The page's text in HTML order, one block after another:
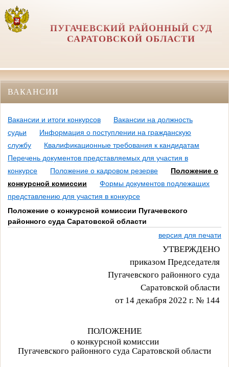
ПУГАЧЕВСКИЙ РАЙОННЫЙ СУД
САРАТОВСКОЙ ОБЛАСТИ
ВАКАНСИИ
Вакансии и итоги конкурсов
Вакансии на должность
судьи
Информация о поступлении на гражданскую
службу
Квалификационные требования к кандидатам
Перечень документов представляемых для участия в
конкурсе
Положение о кадровом резерве
Положение о
конкурсной комиссии
Формы документов подлежащих
представлению для участия в конкурсе
Положение о конкурсной комиссии Пугачевского
районного суда Саратовской области
версия для печати
УТВЕРЖДЕНО
приказом Председателя
Пугачевского районного суда
Саратовской области
от 14 декабря 2022 г. № 144
ПОЛОЖЕНИЕ
о конкурсной комиссии
Пугачевского районного суда Саратовской области